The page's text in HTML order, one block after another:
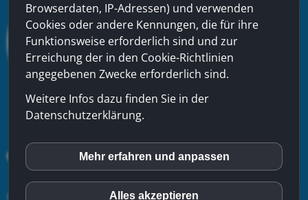
xinfra gmbh - Badstrasse 50 - CH-5200 Brugg - Tel:
Browserdaten, IP-Adressen) und verwenden
Cookies oder andere Kennungen, die für ihre
Funktionsweise erforderlich sind und zur
Erreichung der in den Cookie-Richtlinien
angegebenen Zwecke erforderlich sind.
Weitere Infos dazu finden Sie in der
Datenschutzerklärung.
inCMS
Mehr erfahren und anpassen
Alles akzeptieren